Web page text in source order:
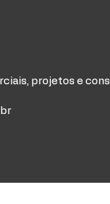
projetos e